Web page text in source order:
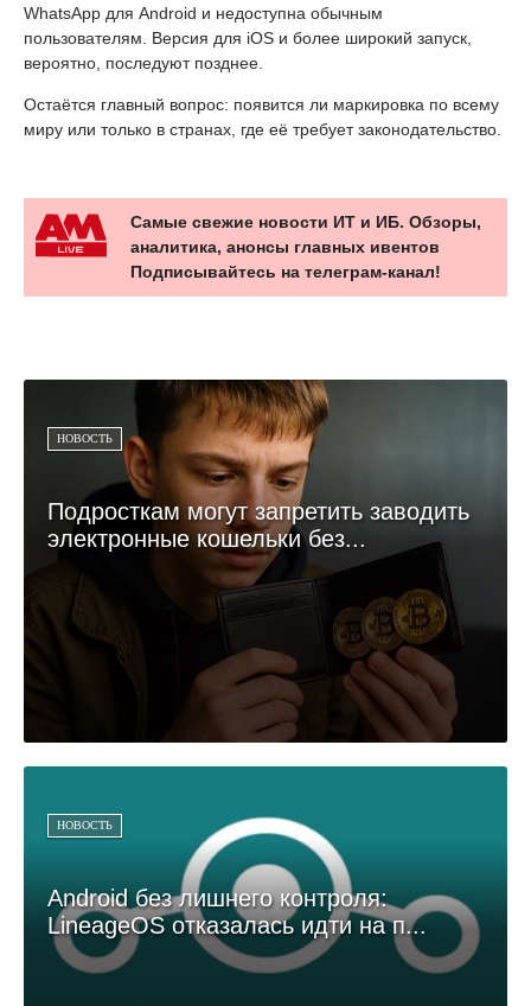
WhatsApp для Android и недоступна обычным
пользователям. Версия для iOS и более широкий запуск,
вероятно, последуют позднее.
Остаётся главный вопрос: появится ли маркировка по всему
миру или только в странах, где её требует законодательство.
Самые свежие новости ИТ и ИБ. Обзоры,
аналитика, анонсы главных ивентов
Подписывайтесь на телеграм-канал!
НОВОСТЬ
Подросткам могут запретить заводить
электронные кошельки без...
НОВОСТЬ
Android без лишнего контроля:
LineageOS отказалась идти на п...